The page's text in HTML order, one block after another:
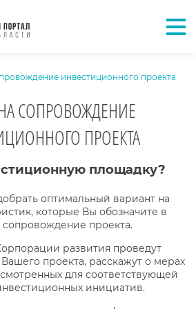
инвестиционного проекта
СОПРОВОЖДЕНИЕ
ПРОЕКТА
площадку?
оптимальный вариант на
которые Вы обозначите в
сопровождение проекта.
развития проведут
проекта, расскажут о мерах
для соответствующей
инициатив.